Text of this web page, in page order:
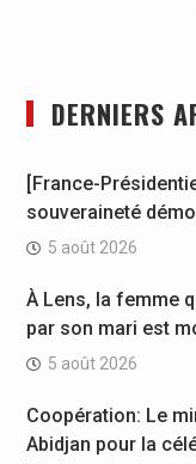
DERNIERS
[France-
souveraineté
5 août 2026
À Lens, la femme
par son mari est
5 août 2026
Coopération: Le
Abidjan pour la